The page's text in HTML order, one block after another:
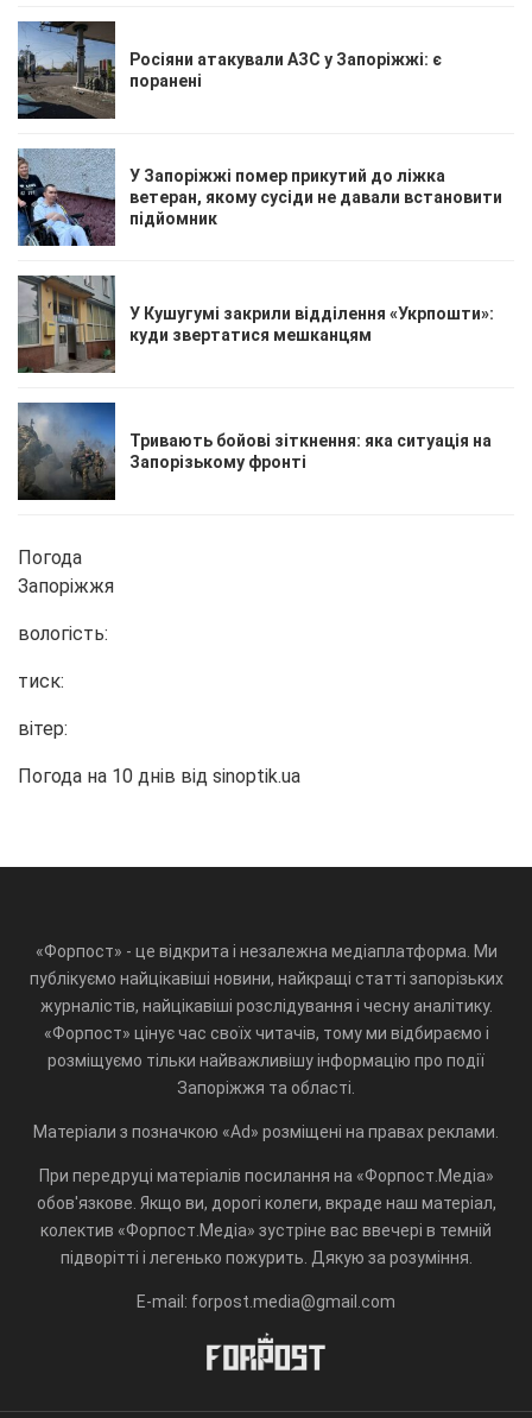
Росіяни атакували АЗС у Запоріжжі: є
поранені
У Запоріжжі помер прикутий до ліжка
ветеран, якому сусіди не давали встановити
підйомник
У Кушугумі закрили відділення «Укрпошти»:
куди звертатися мешканцям
Тривають бойові зіткнення: яка ситуація на
Запорізькому фронті
Погода
Запоріжжя
вологість:
тиск:
вітер:
Погода на 10 днів від sinoptik.ua
«Форпост» - це відкрита і незалежна медіаплатформа. Ми
публікуємо найцікавіші новини, найкращі статті запорізьких
журналістів, найцікавіші розслідування і чесну аналітику.
«Форпост» цінує час своїх читачів, тому ми відбираємо і
розміщуємо тільки найважливішу інформацію про події
Запоріжжя та області.
Матеріали з позначкою «Ad» розміщені на правах реклами.
При передруці матеріалів посилання на «Форпост.Медіа»
обов'язкове. Якщо ви, дорогі колеги, вкраде наш матеріал,
колектив «Форпост.Медіа» зустріне вас ввечері в темній
підворітті і легенько пожурить. Дякую за розуміння.
E-mail: forpost.media@gmail.com